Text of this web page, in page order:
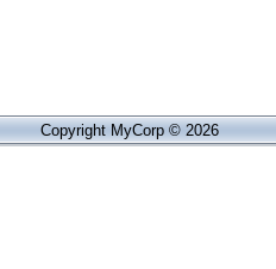
Copyright MyCorp © 2026